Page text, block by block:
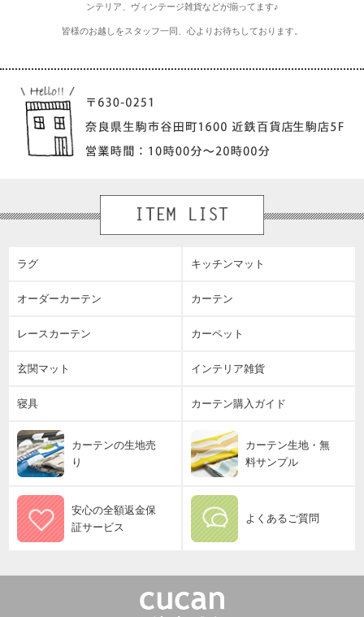
ンテリア、ヴィンテージ雑貨などが揃ってます♪
皆様のお越しをスタッフ一同、心よりお待ちしております。
ラグ キッチンマット
オーダーカーテン カーテン
レースカーテン カーペット
玄関マット インテリア雑貨
寝具 カーテン購入ガイド
カーテンの生地売
り
カーテン生地・無
料サンプル
安心の全額返金保
証サービス
よくあるご質問